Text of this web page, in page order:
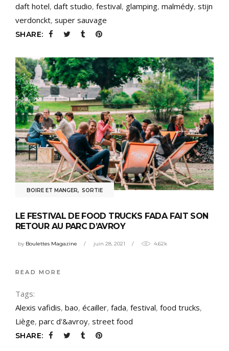
daft hotel, daft studio, festival, glamping, malmédy, stijn
verdonckt, super sauvage
SHARE:
BOIRE ET MANGER, SORTIE
LE FESTIVAL DE FOOD TRUCKS FADA FAIT SON
RETOUR AU PARC D’AVROY
by Boulettes Magazine juin 28, 2021 4.62k
READ MORE
Tags:
Alexis vafidis, bao, écailler, fada, festival, food trucks,
Liège, parc d'&avroy, street food
SHARE: